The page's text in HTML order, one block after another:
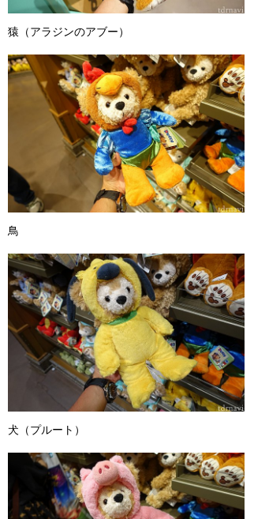
猿（アラジンのアブー）
鳥
犬（プルート）